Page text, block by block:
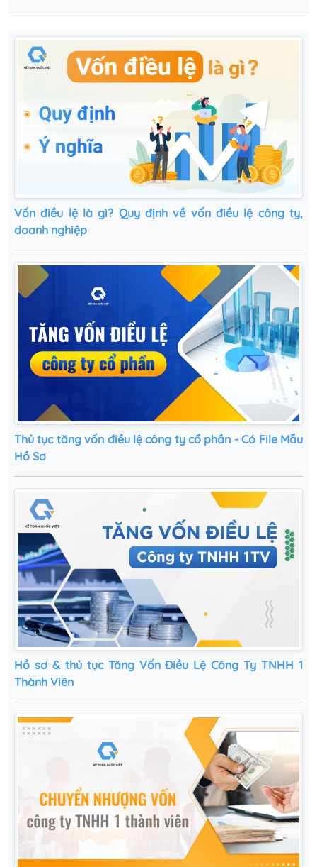
Vốn điều lệ là gì? Quy định về vốn điều lệ công ty,
doanh nghiệp
Thủ tục tăng vốn điều lệ công ty cổ phần - Có File Mẫu
Hồ Sơ
Hồ sơ & thủ tục Tăng Vốn Điều Lệ Công Ty TNHH 1
Thành Viên